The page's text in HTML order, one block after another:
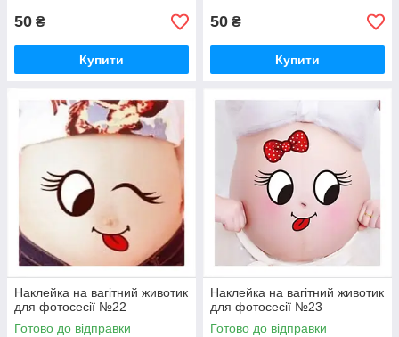
50 ₴
Купити
50 ₴
Купити
Наклейка на вагітний животик
для фотосесії №22
Готово до відправки
Наклейка на вагітний животик
для фотосесії №23
Готово до відправки